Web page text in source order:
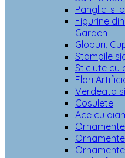
Panglici si
Figurine
Garden
Globuri,
Stampile
Sticlute cu
Flori
Verdeata
Cosulete
Ace cu